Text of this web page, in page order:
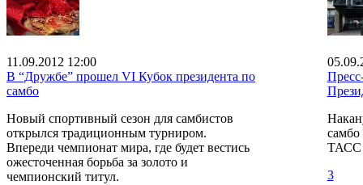
11.09.2012 12:00
В “Дружбе” прошел VI Кубок президента по
самбо
Новый спортивный сезон для самбистов
открылся традиционным турниром.
Впереди чемпионат мира, где будет вестись
ожесточенная борьба за золото и
чемпионский титул.
ТАСС
3